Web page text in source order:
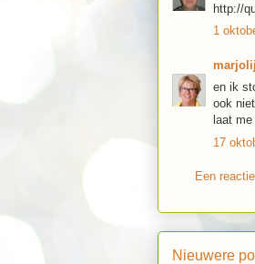
http://
1
en ik
ook
laat
17
Een
Nieuwere